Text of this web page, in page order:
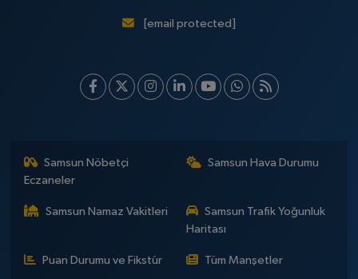
[email protected]
Samsun Nöbetçi
Eczaneler
Samsun Hava Durumu
Samsun Namaz Vakitleri
Samsun Trafik Yoğunluk
Haritası
Puan Durumu ve Fikstür Tüm Manşetler